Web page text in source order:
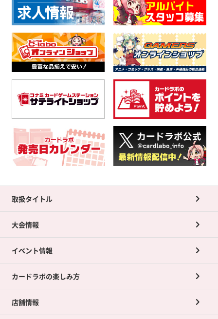
取扱タイトル
大会情報
イベント情報
カードラボの楽しみ方
店舗情報